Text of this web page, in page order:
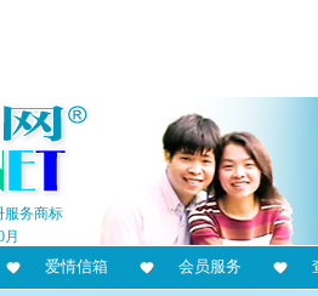
服务商标
爱情信箱 会员服务